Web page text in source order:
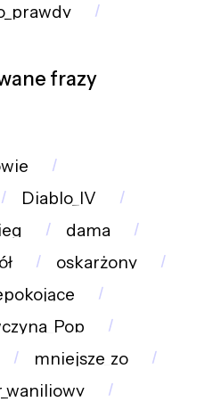
frazy
Diablo_IV
dama
oskarżony
mniejsze_zo